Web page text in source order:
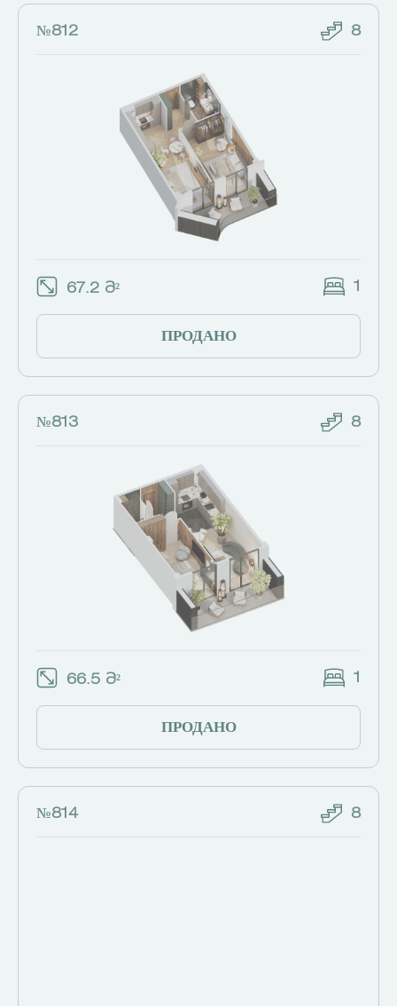
№812 8
67.2 Მ² 1
ПРОДАНО
№813 8
66.5 Მ² 1
ПРОДАНО
№814 8